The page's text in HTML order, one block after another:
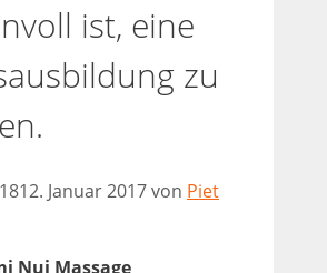
ist, eine
zu
12. Januar 2017von Piet
Nui Massage